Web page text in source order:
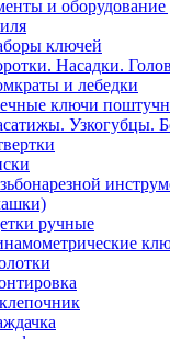
и оборудование
ключей
Насадки.
и лебедки
ключи
Узкогубцы.
ручные